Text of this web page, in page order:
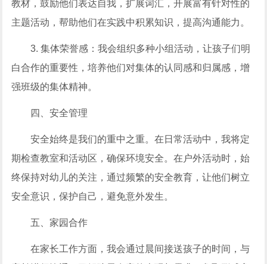
教材，鼓励他们表达自我，扩展词汇，开展富有针对性的
主题活动，帮助他们在实践中积累知识，提高沟通能力。
3. 集体荣誉感：我会组织多种小组活动，让孩子们明
白合作的重要性，培养他们对集体的认同感和归属感，增
强班级的集体精神。
四、安全管理
安全始终是我们的重中之重。在日常活动中，我将定
期检查教室和活动区，确保环境安全。在户外活动时，始
终保持对幼儿的关注，通过频繁的安全教育，让他们树立
安全意识，保护自己，避免意外发生。
五、家园合作
在家长工作方面，我会通过晨间接送孩子的时间，与